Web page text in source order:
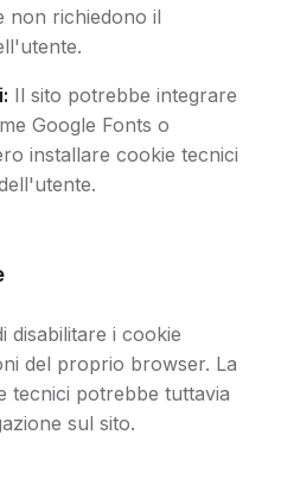
non richiedono il
Il sito potrebbe integrare
Google Fonts o
installare cookie tecnici
disabilitare i cookie
del proprio browser. La
tecnici potrebbe tuttavia
sul sito.